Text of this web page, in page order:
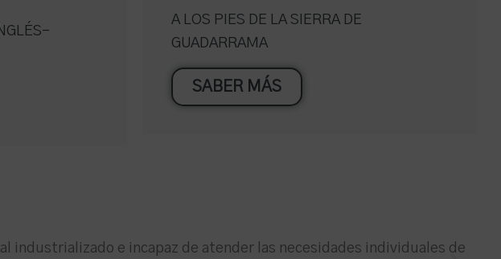
A LOS PIES DE LA SIERRA DE
GUADARRAMA
SABER MÁS
industrializado e incapaz de atender las necesidades individuales de